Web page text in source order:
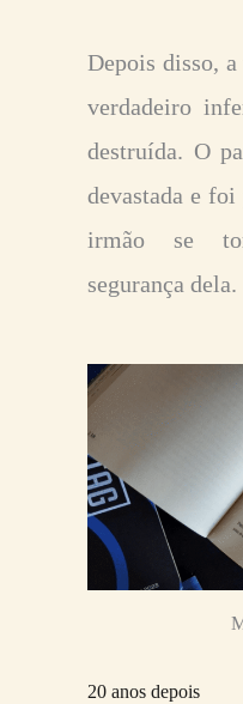
Depois disso,
verdadeiro
destruída. O
devastada e
irmão se
segurança dela.
20 anos depois